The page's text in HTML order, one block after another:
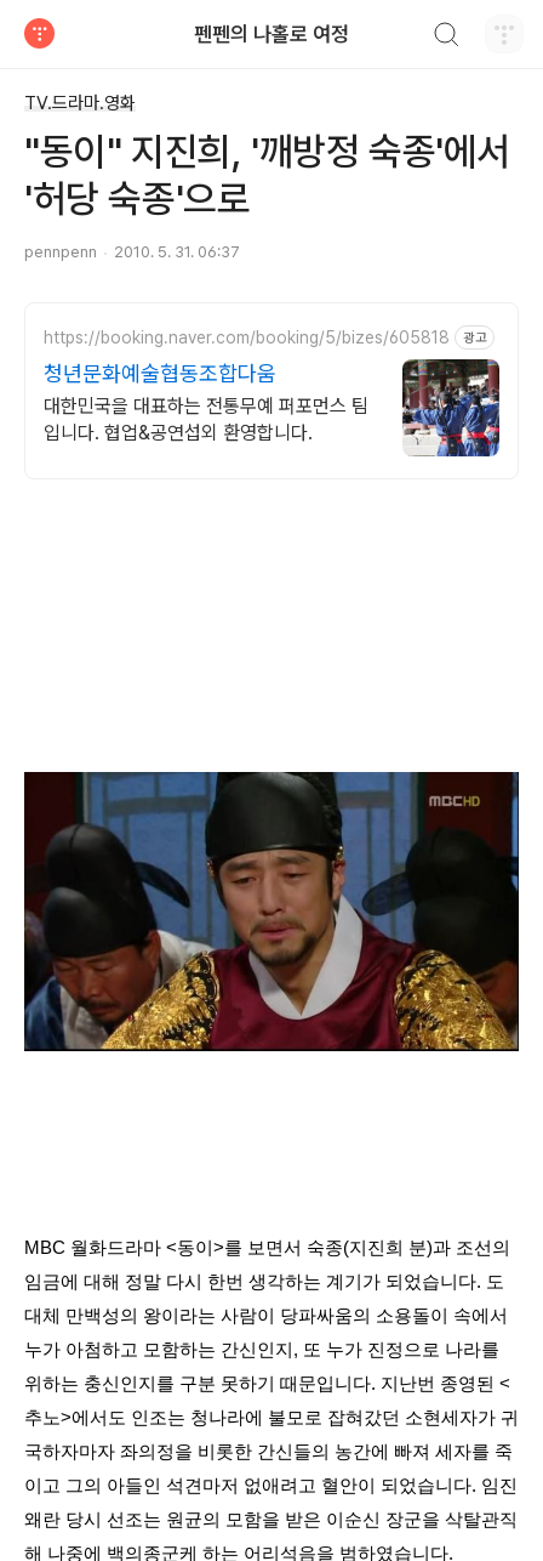
펜펜의 나홀로 여정
TV.드라마.영화
"동이" 지진희, '깨방정 숙종'에서
'허당 숙종'으로
pennpenn 2010. 5. 31. 06:37
https://booking.naver.com/booking/5/bizes/605818 광고
청년문화예술협동조합다움
대한민국을 대표하는 전통무예 퍼포먼스 팀
입니다. 협업&공연섭외 환영합니다.
MBC 월화드라마 <동이>를 보면서 숙종(지진희 분)과 조선의
임금에 대해 정말 다시 한번 생각하는 계기가 되었습니다. 도
대체 만백성의 왕이라는 사람이 당파싸움의 소용돌이 속에서
누가 아첨하고 모함하는 간신인지, 또 누가 진정으로 나라를
위하는 충신인지를 구분 못하기 때문입니다. 지난번 종영된 <
추노>에서도 인조는 청나라에 불모로 잡혀갔던 소현세자가 귀
국하자마자 좌의정을 비롯한 간신들의 농간에 빠져 세자를 죽
이고 그의 아들인 석견마저 없애려고 혈안이 되었습니다. 임진
왜란 당시 선조는 원균의 모함을 받은 이순신 장군을 삭탈관직
해 나중에 백의종군케 하는 어리석음을 범하였습니다.